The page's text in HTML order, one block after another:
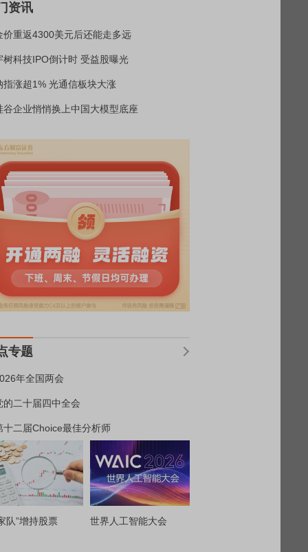
资讯
价重返4300美元后还能走多远
树科技IPO倒计时 受益股曝光
指涨超1% 光通信板块大涨
谷企业悄悄换上中国大模型底座
专题
年全国两会
的二十届四中全会
十二届Choice最佳分析师
队”增持股票 世界人工智能大会